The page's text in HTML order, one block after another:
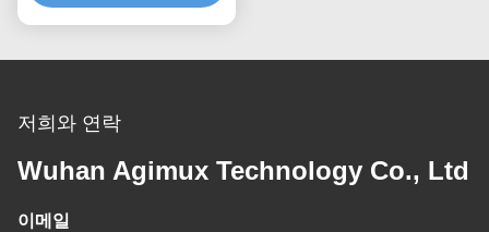
저희와 연락
Wuhan Agimux Technology Co., Ltd
이메일